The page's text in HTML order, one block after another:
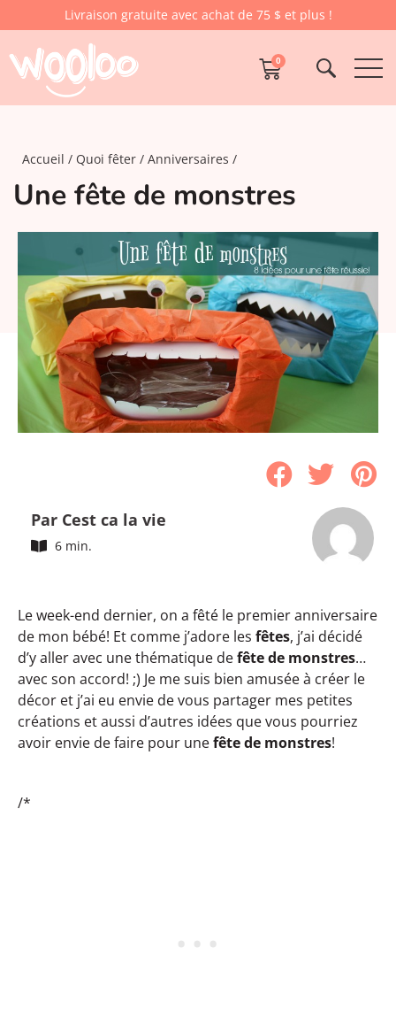
Livraison gratuite avec achat de 75 $ et plus !
0
Accueil Quoi fêter Anniversaires
Une fête de monstres
Par Cest ca la vie
6 min.
Le week-end dernier, on a fêté le premier anniversaire
de mon bébé! Et comme j’adore les fêtes, j’ai décidé
d’y aller avec une thématique defête de monstres…
avec son accord! ;) Je me suis bien amusée à créer le
décor et j’ai eu envie de vous partager mes petites
créations et aussi d’autres idées que vous pourriez
avoir envie de faire pour unefête de monstres!
/*